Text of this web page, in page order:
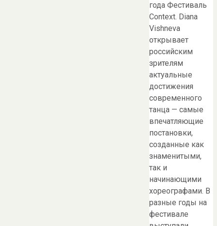
года Фестиваль
Context. Diana
Vishneva
открывает
российским
зрителям
актуальные
достижения
современного
танца — самые
впечатляющие
постановки,
созданные как
знаменитыми,
так и
начинающими
хореографами. В
разные годы на
фестивале